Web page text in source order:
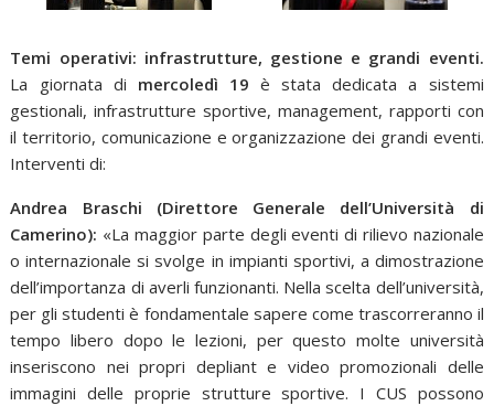
Temi operativi: infrastrutture, gestione e grandi eventi.
La giornata di mercoledì 19 è stata dedicata a sistemi
gestionali, infrastrutture sportive, management, rapporti con
il territorio, comunicazione e organizzazione dei grandi eventi.
Interventi di:
Andrea Braschi (Direttore Generale dell’Università di
Camerino): «La maggior parte degli eventi di rilievo nazionale
o internazionale si svolge in impianti sportivi, a dimostrazione
dell’importanza di averli funzionanti. Nella scelta dell’università,
per gli studenti è fondamentale sapere come trascorreranno il
tempo libero dopo le lezioni, per questo molte università
inseriscono nei propri depliant e video promozionali delle
immagini delle proprie strutture sportive. I CUS possono